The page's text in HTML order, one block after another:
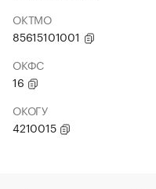
ОКТМО
85615101001
ОКФС
16
ОКОГУ
4210015